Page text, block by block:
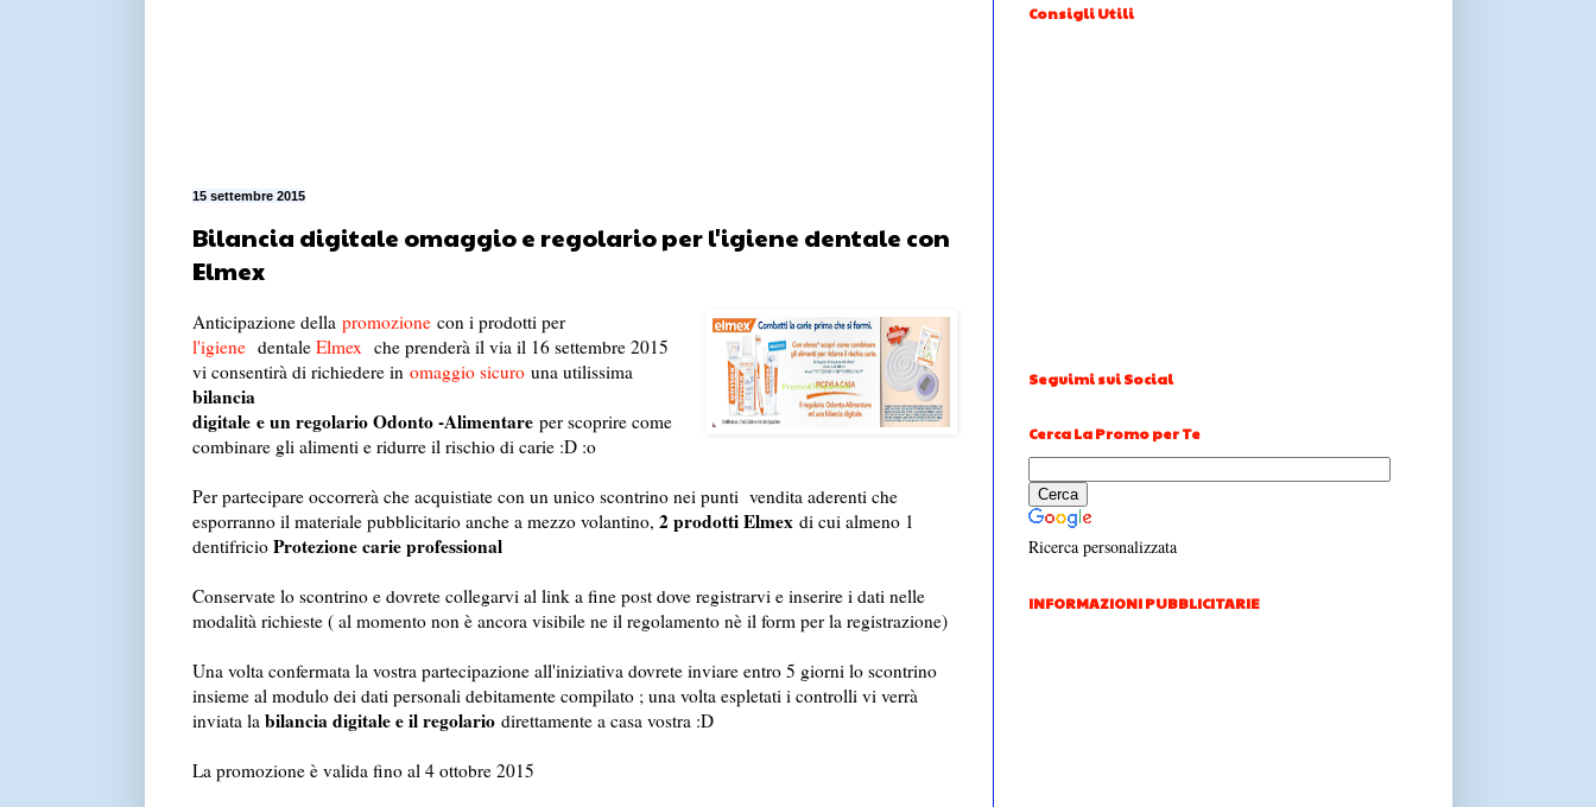
15 settembre 2015
Bilancia digitale omaggio e regolario per l'igiene dentale con
Elmex
Anticipazione della promozionecon i prodotti per
l'igienedentale Elmexche prenderà il via il 16 settembre 2015
vi consentirà di richiedere in omaggio sicurouna utilissima
bilancia
digitale e un regolario Odonto -Alimentareper scoprire come
combinare gli alimenti e ridurre il rischio di carie :D :o
Per partecipare occorrerà che acquistiate con un unico scontrino nei punti vendita aderenti che
esporranno il materiale pubblicitario anche a mezzo volantino, 2 prodotti Elmexdi cui almeno 1
dentifricio Protezione carie professional
Conservate lo scontrino e dovrete collegarvi al link a fine post dove registrarvi e inserire i dati nelle
modalità richieste ( al momento non è ancora visibile ne il regolamento nè il form per la registrazione)
Una volta confermata la vostra partecipazione all'iniziativa dovrete inviare entro 5 giorni lo scontrino
insieme al modulo dei dati personali debitamente compilato ; una volta espletati i controlli vi verrà
inviata la bilancia digitale e il regolariodirettamente a casa vostra :D
La promozione è valida fino al 4 ottobre 2015
Consigli Utili
Seguimi sui Social
Cerca La Promo per Te
Ricerca personalizzata
INFORMAZIONI PUBBLICITARIE